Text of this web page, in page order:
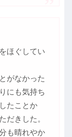
ほぐしてい
がなかった
にも気持ち
たことか
だきした。
も晴れやか